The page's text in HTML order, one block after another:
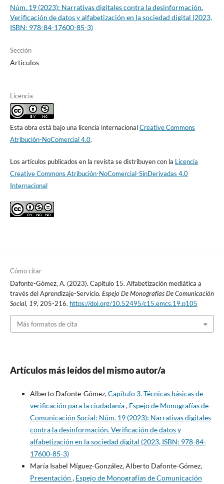
Núm. 19 (2023): Narrativas digitales contra la desinformación.
Verificación de datos y alfabetización en la sociedad digital (2023,
ISBN: 978-84-17600-85-3)
Sección
Artículos
Licencia
Esta obra está bajo una licencia internacionalCreative Commons
Atribución-NoComercial 4.0.
Los artículos publicados en la revista se distribuyen con la Licencia
Creative Commons Atribución-NoComercial-SinDerivadas 4.0
Internacional
Cómo citar
Dafonte-Gómez, A. (2023). Capítulo 15. Alfabetización mediática a
través del Aprendizaje-Servicio. Espejo De Monografías De Comunicación
Social, 19, 205-216. https://doi.org/10.52495/c15.emcs.19.p105
Más formatos de cita
Artículos más leídos del mismo autor/a
Alberto Dafonte-Gómez,Capítulo 3. Técnicas básicas de
verificación para la ciudadanía, Espejo de Monografías de
Comunicación Social: Núm. 19 (2023): Narrativas digitales
contra la desinformación. Verificación de datos y
alfabetización en la sociedad digital (2023, ISBN: 978-84-
17600-85-3)
María Isabel Míguez-González, Alberto Dafonte-Gómez,
Presentación , Espejo de Monografías de Comunicación